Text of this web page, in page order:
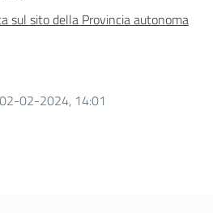
sul sito della Provincia autonoma
02-02-2024, 14:01